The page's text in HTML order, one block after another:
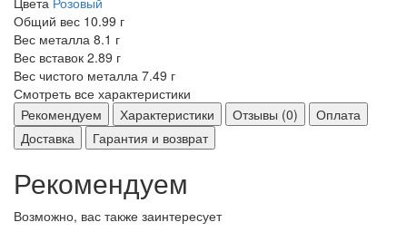
Общий вес 10.99 г
Вес металла 8.1 г
Вес вставок 2.89 г
Вес чистого металла 7.49 г
Смотреть все характеристики
Рекомендуем
Характеристики Отзывы (0)
Оплата
Доставка
Гарантия и возврат
Рекомендуем
Возможно, вас также заинтересует